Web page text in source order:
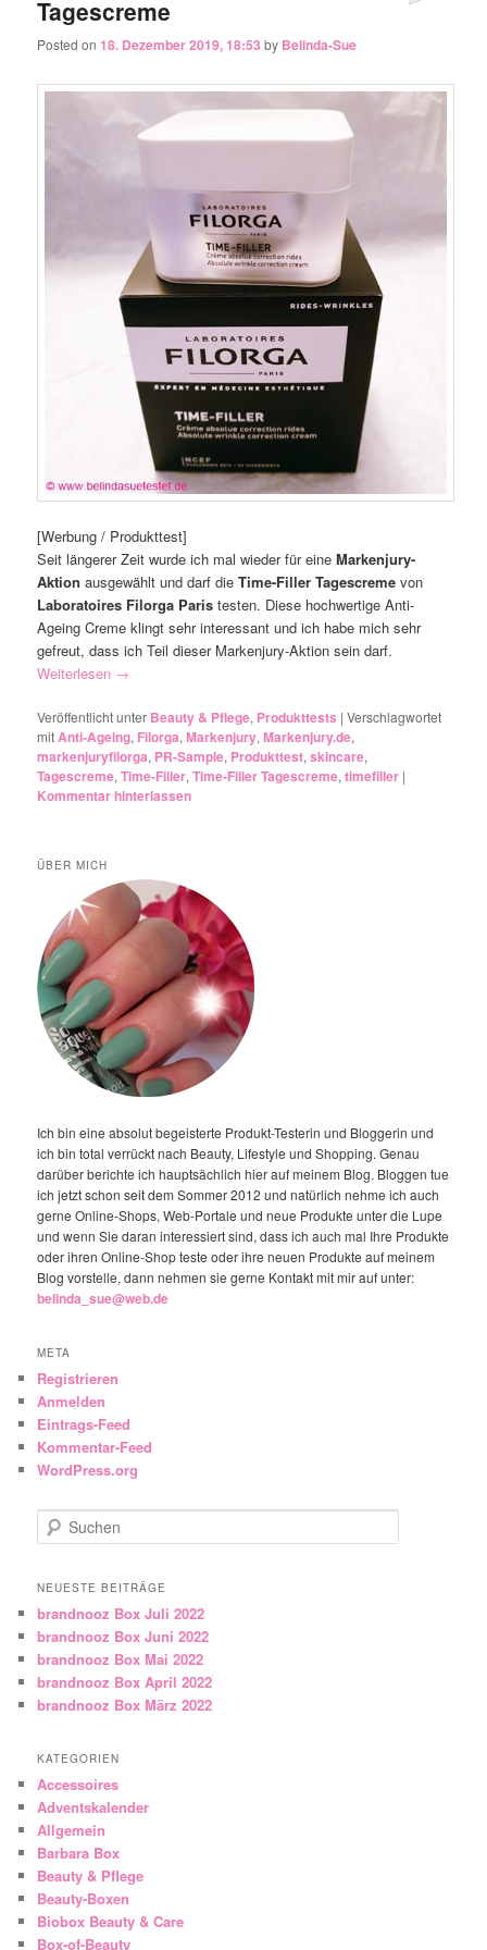
Tagescreme
Posted on18. Dezember 2019, 18:53 by Belinda-Sue
[Werbung / Produkttest]
Seit längerer Zeit wurde ich mal wieder für eineMarkenjury-
Aktion ausgewählt und darf dieTime-Filler Tagescreme von
Laboratoires Filorga Paris testen. Diese hochwertige Anti-
Ageing Creme klingt sehr interessant und ich habe mich sehr
gefreut, dass ich Teil dieser Markenjury-Aktion sein darf.
Weiterlesen →
Veröffentlicht unter Beauty & Pflege, Produkttests |Verschlagwortet
mitAnti-Ageing, Filorga,Markenjury,Markenjury.de,
markenjuryfilorga, PR-Sample, Produkttest,skincare,
Tagescreme,Time-Filler,Time-Filler Tagescreme,timefiller |
Kommentar hinterlassen
ÜBER MICH
Ich bin eine absolut begeisterte Produkt-Testerin und Bloggerin und
ich bin total verrückt nach Beauty, Lifestyle und Shopping. Genau
darüber berichte ich hauptsächlich hier auf meinem Blog. Bloggen tue
ich jetzt schon seit dem Sommer 2012 und natürlich nehme ich auch
gerne Online-Shops, Web-Portale und neue Produkte unter die Lupe
und wenn Sie daran interessiert sind, dass ich auch mal Ihre Produkte
oder ihren Online-Shop teste oder ihre neuen Produkte auf meinem
Blog vorstelle, dann nehmen sie gerne Kontakt mit mir auf unter:
belinda_sue@web.de
META
Registrieren
Anmelden
Eintrags-Feed
Kommentar-Feed
WordPress.org
Suchen
NEUESTE BEITRÄGE
brandnooz Box Juli 2022
brandnooz Box Juni 2022
brandnooz Box Mai 2022
brandnooz Box April 2022
brandnooz Box März 2022
KATEGORIEN
Accessoires
Adventskalender
Allgemein
Barbara Box
Beauty & Pflege
Beauty-Boxen
Biobox Beauty & Care
Box-of-Beauty